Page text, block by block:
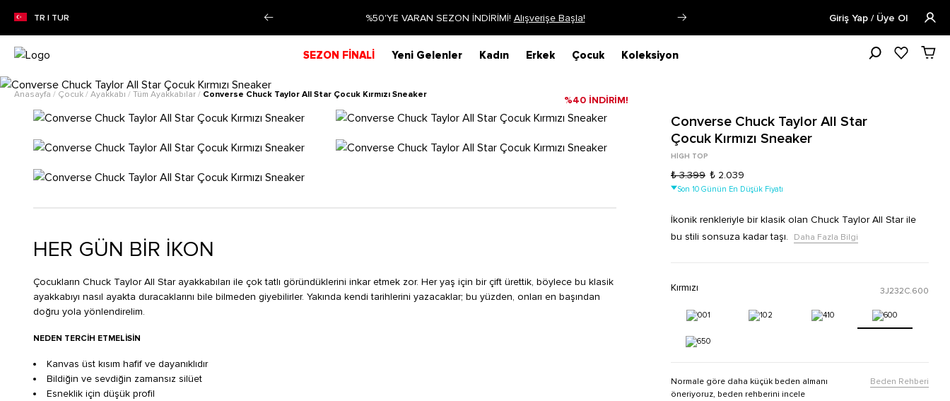
TR | TUR
VARAN SEZON İNDİRİMİ! Siparişin 1-3 iş günü içerisinde kargoya verilecektir. Daha Fazla Bilgi Öğrencilere Özel
Giriş Yap / Üye Ol
SEZON FİNALİ Yeni Gelenler Kadın Erkek Çocuk Koleksiyon
Anasayfa / Çocuk / Ayakkabı / Tüm Ayakkabılar / Converse Chuck Taylor All Star Çocuk Kırmızı Sneaker %40 İNDİRİM!
HER GÜN BİR İKON
Çocukların Chuck Taylor All Star ayakkabıları ile çok tatlı göründüklerini inkar etmek zor. Her yaş için bir çift ürettik, böylece bu klasik
ayakkabıyı nasıl ayakta duracaklarını bile bilmeden giyebilirler. Yakında kendi tarihlerini yazacaklar; bu yüzden, onları en başından
doğru yola yönlendirelim.
NEDEN TERCIH ETMELISIN
Kanvas üst kısım hafif ve dayanıklıdır
Bildiğin ve sevdiğin zamansız silüet
Esneklik için düşük profil
Converse Chuck Taylor All Star
Çocuk Kırmızı Sneaker
HIGH TOP
₺ 3.399 ₺ 2.039
Son 10 Günün En Düşük Fiyatı
İkonik renkleriyle bir klasik olan Chuck Taylor All Star ile
bu stili sonsuza kadar taşı.
Daha Fazla Bilgi
Kırmızı 3J232C.600
Normale göre daha küçük beden almanı
öneriyoruz, beden rehberini incele
Beden Rehberi